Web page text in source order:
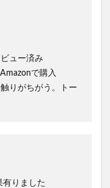
ュー済み
で購入
りがちがう。トー
有りました